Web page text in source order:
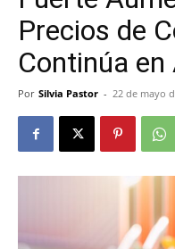
Precios de
Continúa
Por Silvia Pastor - 22 de mayo